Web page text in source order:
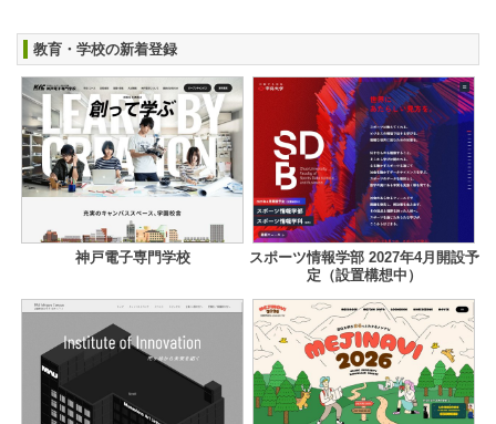
教育・学校の新着登録
神戸電子専門学校
スポーツ情報学部 2027年4月開設予
定（設置構想中）